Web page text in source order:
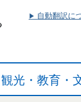
自動翻訳に
観光・教育・